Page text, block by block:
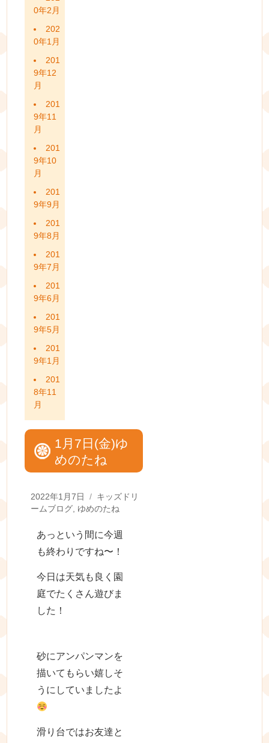
0年2月
202
0年1月
201
9年12
月
201
9年11
月
201
9年10
月
201
9年9月
201
9年8月
201
9年7月
201
9年6月
201
9年5月
201
9年1月
201
8年11
月
1月7日(金)ゆ
めのたね
Posted
on
2022年1月7日 Categories
キッズドリ
ームブログ, ゆめのたね
あっという間に今週
も終わりですね〜！
今日は天気も良く園
庭でたくさん遊びま
した！
砂にアンパンマンを
描いてもらい嬉しそ
うにしていましたよ
滑り台ではお友達と